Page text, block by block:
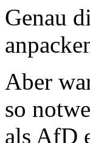
Genau
Aber
so
als AfD